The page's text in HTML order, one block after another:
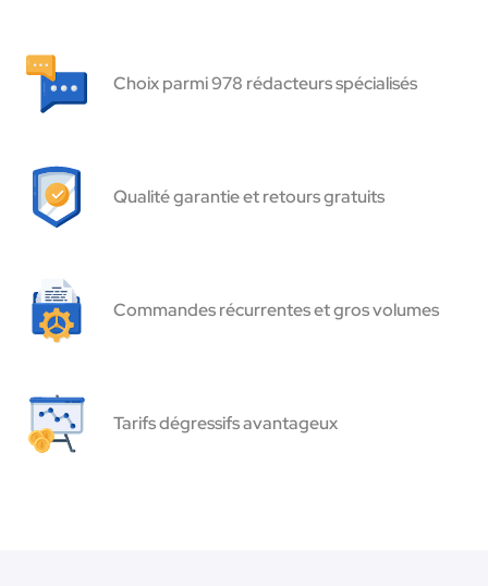
Choix parmi 978 rédacteurs spécialisés
Qualité garantie et retours gratuits
Commandes récurrentes et gros volumes
Tarifs dégressifs avantageux